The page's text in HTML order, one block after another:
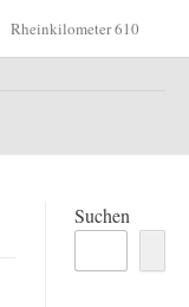
Rheinkilometer 610
Suchen